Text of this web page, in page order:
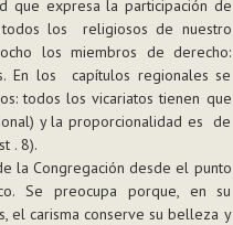
que expresa la participación de
los religiosos de nuestro
los miembros de derecho:
En los capítulos regionales se
todos los vicariatos tienen que
y la proporcionalidad es de
. 8).
la Congregación desde el punto
Se preocupa porque, en su
el carisma conserve su belleza y